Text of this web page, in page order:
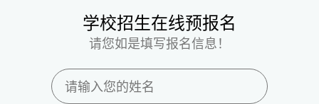
学校招生在线预报名
请您如是填写报名信息！